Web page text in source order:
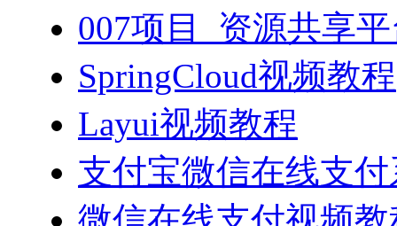
007项目_资源共享
SpringCloud视频教程
Layui视频教程
支付宝微信在线支